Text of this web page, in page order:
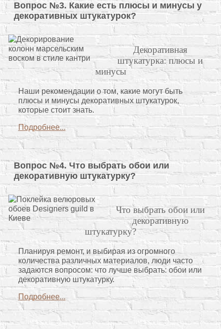
Вопрос №3. Какие есть плюсы и минусы у
декоративных штукатурок?
Декоративная
штукатурка: плюсы и
минусы
Наши рекомендации о том, какие могут быть
плюсы и минусы декоративных штукатурок,
которые стоит знать.
Подробнее...
Вопрос №4. Что выбрать обои или
декоративную штукатурку?
Что выбрать обои или
декоративную
штукатурку?
Планируя ремонт, и выбирая из огромного
количества различных материалов, люди часто
задаются вопросом: что лучше выбрать: обои или
декоративную штукатурку.
Подробнее...